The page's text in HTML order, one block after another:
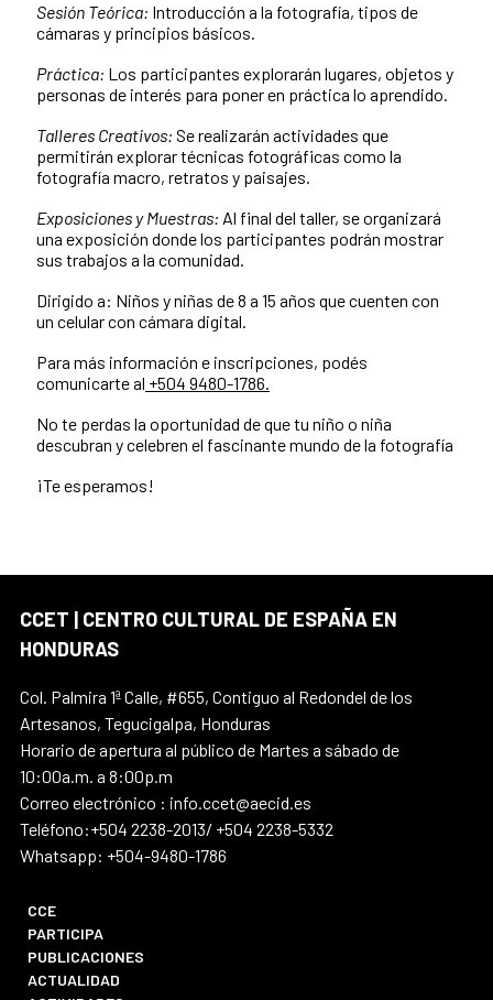
Sesión Teórica: Introducción a la fotografía, tipos de
cámaras y principios básicos.
Práctica: Los participantes explorarán lugares, objetos y
personas de interés para poner en práctica lo aprendido.
Talleres Creativos: Se realizarán actividades que
permitirán explorar técnicas fotográficas como la
fotografía macro, retratos y paisajes.
Exposiciones y Muestras: Al final del taller, se organizará
una exposición donde los participantes podrán mostrar
sus trabajos a la comunidad.
Dirigido a: Niños y niñas de 8 a 15 años que cuenten con
un celular con cámara digital.
Para más información e inscripciones, podés
comunicarte al +504 9480-1786.
No te perdas la oportunidad de que tu niño o niña
descubran y celebren el fascinante mundo de la fotografía
¡Te esperamos!
CCET | CENTRO CULTURAL DE ESPAÑA EN
HONDURAS
Col. Palmira 1ª Calle, #655, Contiguo al Redondel de los
Artesanos, Tegucigalpa, Honduras
Horario de apertura al público de Martes a sábado de
10:00a.m. a 8:00p.m
Correo electrónico : info.ccet@aecid.es
Teléfono:+504 2238-2013/ +504 2238-5332
Whatsapp: +504-9480-1786
CCE
PARTICIPA
PUBLICACIONES
ACTUALIDAD